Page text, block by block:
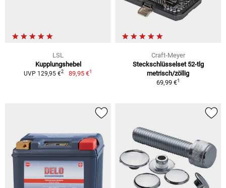
LSL
Kupplungshebel
UVP 129,95 €2 89,95 €1
Craft-Meyer
Steckschlüsselset 52-tlg
metrisch/zöllig
69,99 €1